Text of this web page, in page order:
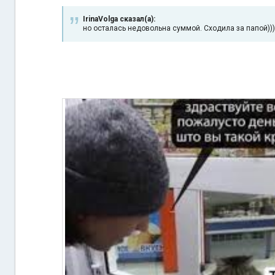
IrinaVolga сказал(а):
но осталась недовольна суммой. Сходила за